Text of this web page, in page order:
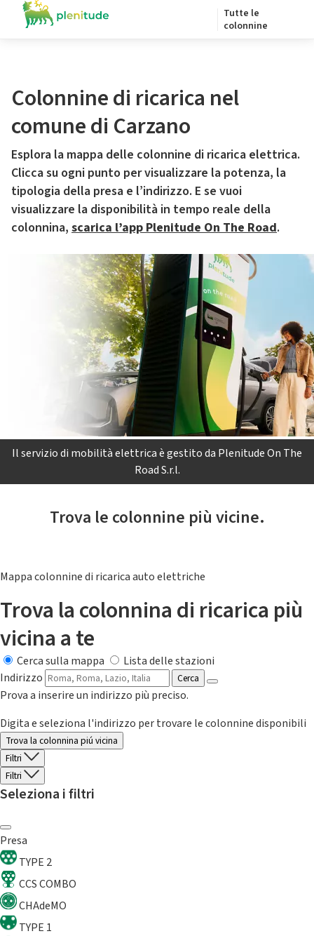
Tutte le
colonnine
Colonnine di ricarica nel
comune di Carzano
Esplora la mappa delle colonnine di ricarica elettrica.
Clicca su ogni punto per visualizzare la potenza, la
tipologia della presa e l’indirizzo. E se vuoi
visualizzare la disponibilità in tempo reale della
colonnina, scarica l’app Plenitude On The Road.
Il servizio di mobilità elettrica è gestito da Plenitude On The
Road S.r.l.
Trova le colonnine più vicine.
Mappa colonnine di ricarica auto elettriche
Trova la colonnina di ricarica più
vicina a te
Cerca sulla mappa
Lista delle stazioni
Indirizzo
Cerca
Prova a inserire un indirizzo più preciso.
Digita e seleziona l'indirizzo per trovare le colonnine disponibili
Trova la colonnina piú vicina
Filtri
Filtri
Seleziona i filtri
Presa
TYPE 2
CCS COMBO
CHAdeMO
TYPE 1